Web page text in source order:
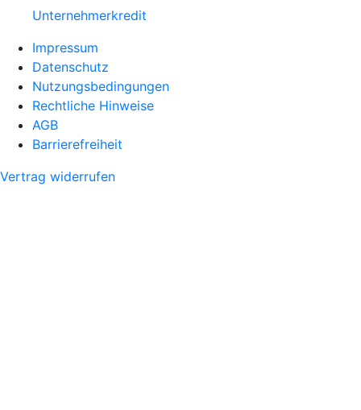
Unternehmerkredit
Impressum
Datenschutz
Nutzungsbedingungen
Rechtliche Hinweise
AGB
Barrierefreiheit
Vertrag widerrufen